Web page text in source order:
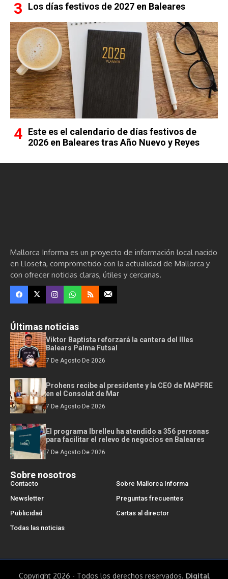
Los días festivos de 2027 en Baleares
Este es el calendario de días festivos de
2026 en Baleares tras Año Nuevo y Reyes
Mallorca Informa es un proyecto de información local nacido
en Lloseta, comprometido con la actualidad de Mallorca y
con ofrecer noticias claras, útiles y cercanas.
Últimas noticias
Viktor Baptista reforzará la cantera del Illes
Balears Palma Futsal
7 De Agosto De 2026
Prohens recibe al presidente y la CEO de MAPFRE
en el Consolat de Mar
7 De Agosto De 2026
El programa Ibrelleu ha atendido a 356 personas
para facilitar el relevo de negocios en Baleares
7 De Agosto De 2026
Sobre nosotros
Contacto
Sobre Mallorca Informa
Newsletter
Preguntas frecuentes
Publicidad
Cartas al director
Todas las noticias
Copyright 2026 - Todos los derechos reservados. Digital